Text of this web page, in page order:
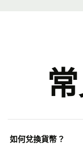
如何兌換貨幣？